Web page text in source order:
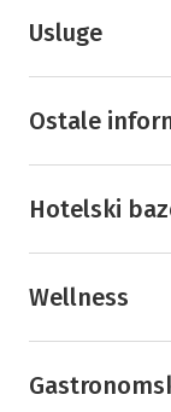
Usluge
Ostale
Hotelski
Wellness